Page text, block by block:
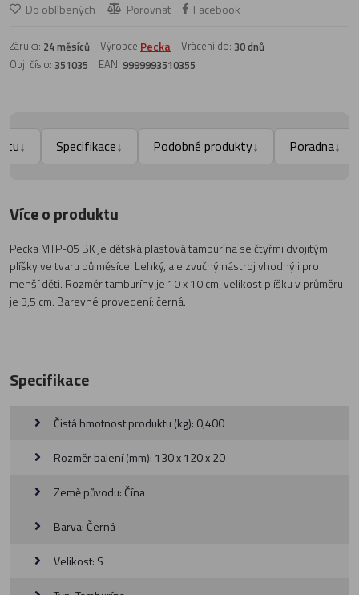
Do oblíbených Porovnat Facebook
Záruka: 24 měsíců Výrobce:Pecka Vrácení do: 30 dnů
Obj. číslo: 351035 EAN: 9999993510355
↓ Specifikace↓ Podobné produkty↓ Poradna↓
Více o produktu
Pecka MTP-05 BK je dětská plastová tamburína se čtyřmi dvojitými
plíšky ve tvaru půlměsíce. Lehký, ale zvučný nástroj vhodný i pro
menší děti. Rozměr tamburíny je 10 x 10 cm, velikost plíšku v průměru
je 3,5 cm. Barevné provedení: černá.
Specifikace
Čistá hmotnost produktu (kg): 0,400
Rozměr balení (mm): 130 x 120 x 20
Země původu: Čína
Barva: Černá
Velikost: S